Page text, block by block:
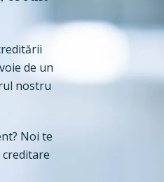
de un
nostru
Noi te